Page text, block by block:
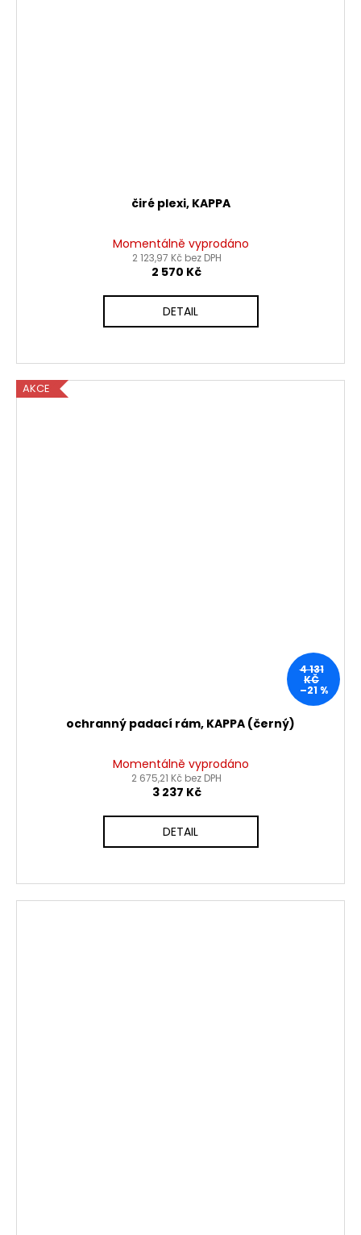
čiré plexi, KAPPA
Momentálně vyprodáno
2 123,97 Kč bez DPH
2 570 Kč
DETAIL
AKCE
4 131
KČ
–21 %
ochranný padací rám, KAPPA (černý)
Momentálně vyprodáno
2 675,21 Kč bez DPH
3 237 Kč
DETAIL